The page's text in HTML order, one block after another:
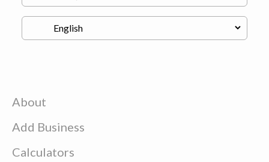
About
Add Business
Calculators